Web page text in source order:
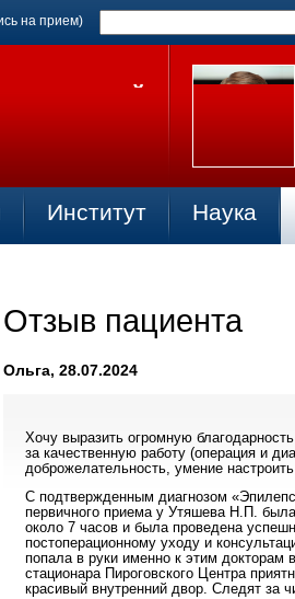
на прием)
Институт Наука
Отзыв пациента
Ольга, 28.07.2024
Хочу выразить огромную
за качественную работу (операция и
доброжелательность, умение
С подтвержденным диагнозом
первичного приема у Утяшева Н.П.
около 7 часов и была проведена
постоперационному уходу и
попала в руки именно к этим докторам
стационара Пироговского Центра
красивый внутренний двор. Следят за